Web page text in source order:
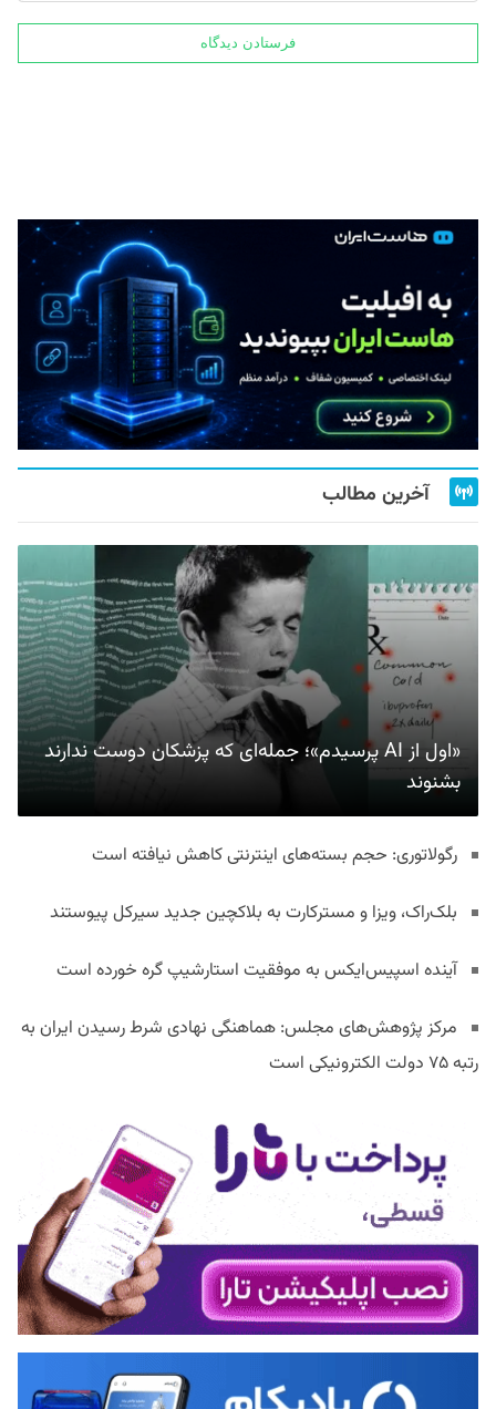
آخرین مطالب
«اول از AI پرسیدم»؛ جمله‌ای که پزشکان دوست ندارند
بشنوند
رگولاتوری: حجم بسته‌های اینترنتی کاهش نیافته است
بلک‌راک، ویزا و مسترکارت به بلاکچین جدید سیرکل پیوستند
آینده اسپیس‌ایکس به موفقیت استارشیپ گره خورده است
مرکز پژوهش‌های مجلس: هماهنگی نهادی شرط رسیدن ایران به
رتبه ۷۵ دولت الکترونیکی است